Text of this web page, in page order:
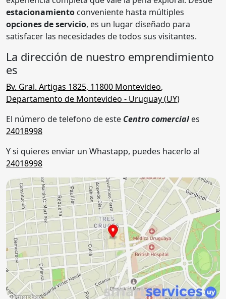
estacionamiento conveniente hasta múltiples
opciones de servicio, es un lugar diseñado para
satisfacer las necesidades de todos sus visitantes.
La dirección de nuestro emprendimiento
es
Bv. Gral. Artigas 1825, 11800 Montevideo,
Departamento de Montevideo - Uruguay (UY)
El número de telefono de este Centro comercial es
24018998
Y si quieres enviar un Whastapp, puedes hacerlo al
24018998